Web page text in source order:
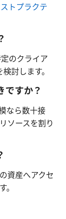
トプラクテ
のクライア
討します。
ですか？
なら数十接
ソースを割り
資産へアクセ
。